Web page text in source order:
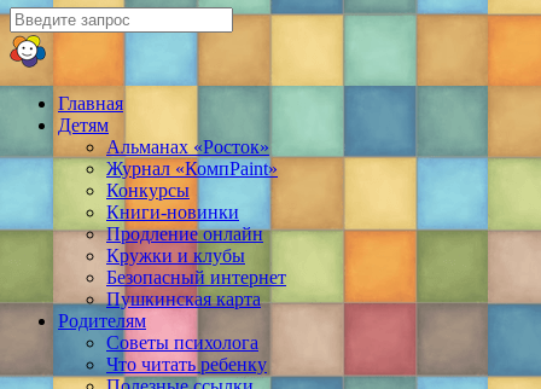
Главная
Детям
Альманах «Росток»
Журнал «КомпPaint»
Конкурсы
Книги-новинки
Продление онлайн
Кружки и клубы
Безопасный интернет
Пушкинская карта
Родителям
Советы психолога
Что читать ребенку